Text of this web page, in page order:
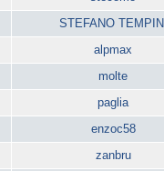
STEFANO TEMPINI
alpmax
molte
paglia
enzoc58
zanbru